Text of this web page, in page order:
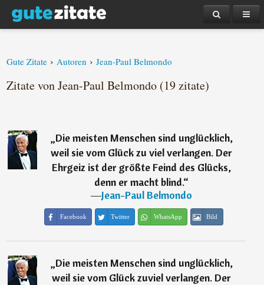
Gute Zitate › Autoren › Jean-Paul Belmondo
Zitate von Jean-Paul Belmondo (19 zitate)
„Die meisten Menschen sind unglücklich,
weil sie vom Glück zu viel verlangen. Der
Ehrgeiz ist der größte Feind des Glücks,
denn er macht blind.“
―Jean-Paul Belmondo
Facebook Twitter WhatsApp Bild
„Die meisten Menschen sind unglücklich,
weil sie vom Glück zuviel verlangen. Der